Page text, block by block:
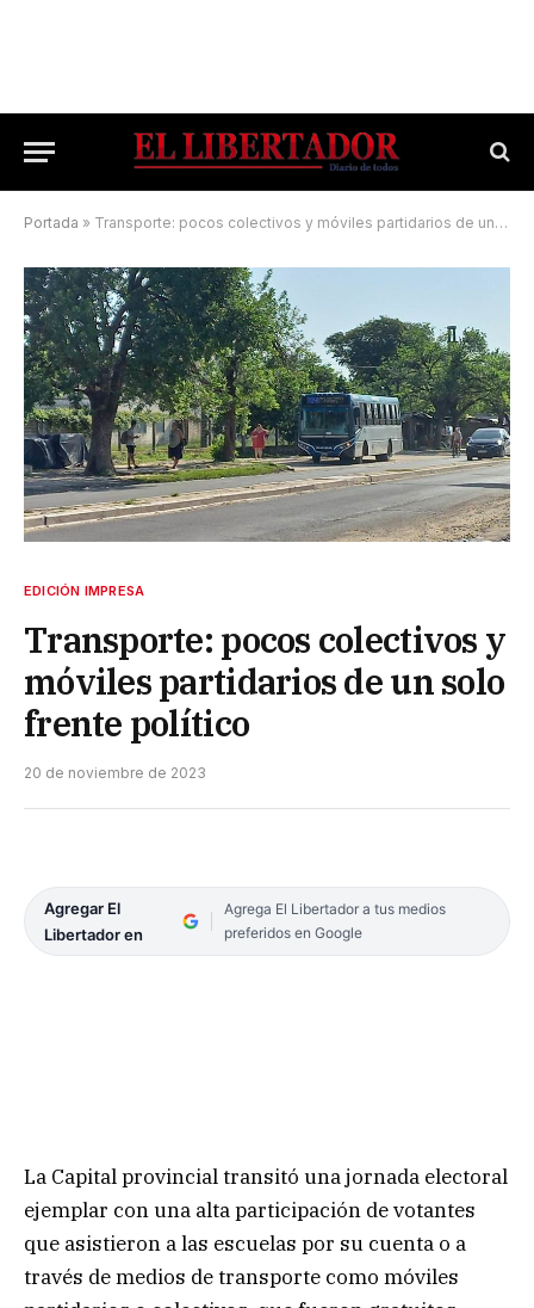
Portada » Transporte: pocos colectivos y móviles partidarios de un solo frente político
EDICIÓN IMPRESA
Transporte: pocos colectivos y
móviles partidarios de un solo
frente político
20 de noviembre de 2023
Agregar El
Libertador en
Agrega El Libertador a tus medios
preferidos en Google
La Capital provincial transitó una jornada electoral
ejemplar con una alta participación de votantes
que asistieron a las escuelas por su cuenta o a
través de medios de transporte como móviles